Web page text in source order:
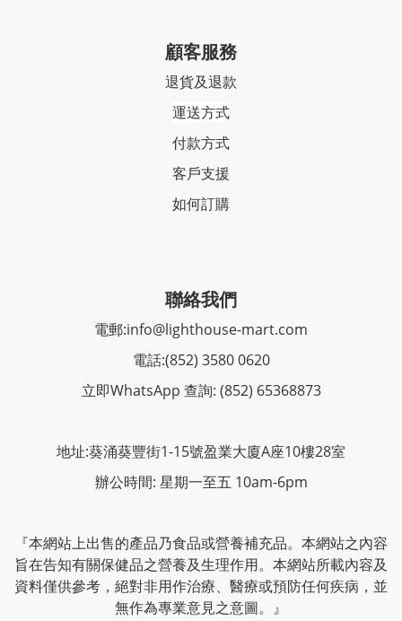
顧客服務
退貨及退款
運送方式
付款方式
客戶支援
如何訂購
聯絡我們
電郵:info@lighthouse-mart.com
電話:(852) 3580 0620
立即WhatsApp 查詢: (852) 65368873
地址:葵涌葵豐街1-15號盈業大廈A座10樓28室
辦公時間: 星期一至五 10am-6pm
『本網站上出售的產品乃食品或營養補充品。本網站之內容
旨在告知有關保健品之營養及生理作用。本網站所載內容及
資料僅供參考，絕對非用作治療、醫療或預防任何疾病，並
無作為專業意見之意圖。』